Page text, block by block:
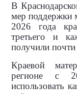
В
мер поддержки
2026 года
третьего и
получили
Краевой
регионе с
использовать